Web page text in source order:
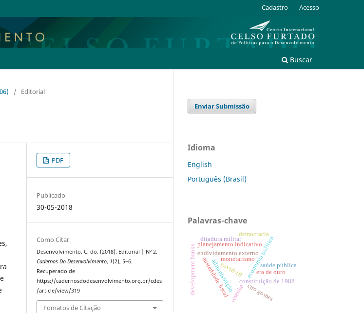
Buscar
Cadastro Acesso
/ Editorial
PDF
Publicado
30-05-2018
Como Citar
Desenvolvimento, C. do. (2018). Editorial | Nº 2.
Cadernos Do Desenvolvimento, 1(2), 5–6.
Recuperado de
https://cadernosdodesenvolvimento.org.br/cdes
/article/view/319
Fomatos de Citação
Enviar Submissão
Idioma
English
Português (Brasil)
Palavras-chave
constituição de 1988
economia política
planejamento indicativo
endividamento externo
covid-19 saúde pública
austeridade fiscalmonetarismo
era de ouro
development banks
ditadura militar
democracia
administração ciro gomes
resenha